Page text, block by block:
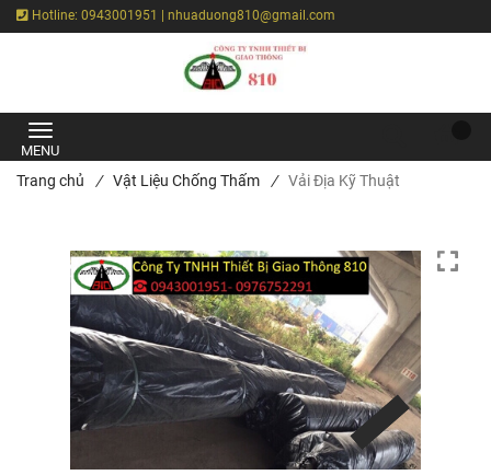
Trang chủ / Vật Liệu Chống Thấm / Vải Địa Kỹ Thuật
Hotline: 0943001951 | nhuaduong810@gmail.com